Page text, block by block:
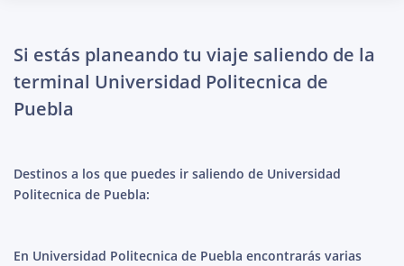
Si estás planeando tu viaje saliendo de la
terminal Universidad Politecnica de
Puebla
Destinos a los que puedes ir saliendo de Universidad
Politecnica de Puebla:
En Universidad Politecnica de Puebla encontrarás varias